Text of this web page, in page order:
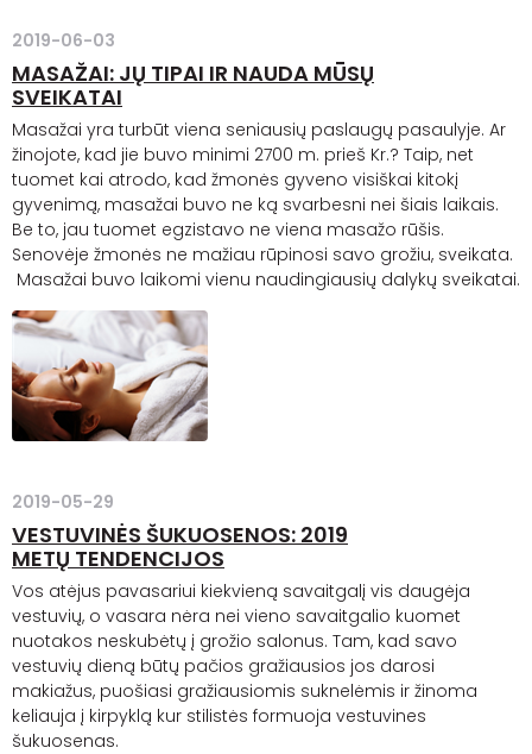
2019-06-03
MASAŽAI: JŲ TIPAI IR NAUDA MŪSŲ
SVEIKATAI
Masažai yra turbūt viena seniausių paslaugų pasaulyje. Ar
žinojote, kad jie buvo minimi 2700 m. prieš Kr.? Taip, net
tuomet kai atrodo, kad žmonės gyveno visiškai kitokį
gyvenimą, masažai buvo ne ką svarbesni nei šiais laikais.
Be to, jau tuomet egzistavo ne viena masažo rūšis.
Senovėje žmonės ne mažiau rūpinosi savo grožiu, sveikata.
Masažai buvo laikomi vienu naudingiausių dalykų sveikatai.
2019-05-29
VESTUVINĖS ŠUKUOSENOS: 2019
METŲ TENDENCIJOS
Vos atėjus pavasariui kiekvieną savaitgalį vis daugėja
vestuvių, o vasara nėra nei vieno savaitgalio kuomet
nuotakos neskubėtų į grožio salonus. Tam, kad savo
vestuvių dieną būtų pačios gražiausios jos darosi
makiažus, puošiasi gražiausiomis suknelėmis ir žinoma
keliauja į kirpyklą kur stilistės formuoja vestuvines
šukuosenas.